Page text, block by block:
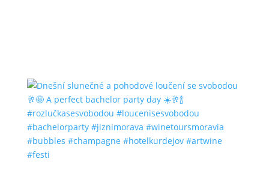
#bubbles #champagne #hotelkurdejov #artwine
#festi